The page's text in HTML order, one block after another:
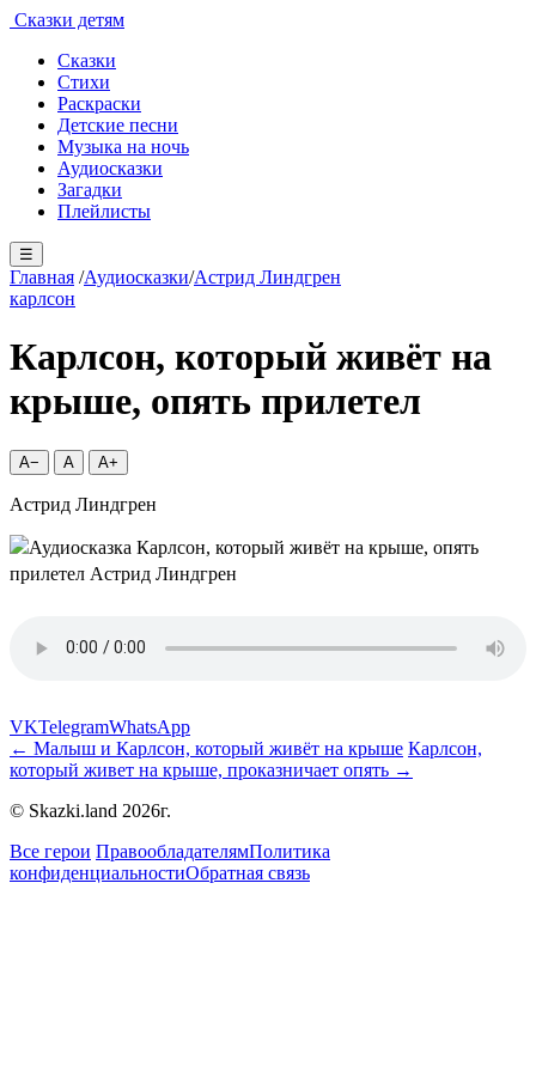
Сказки детям
Сказки
Стихи
Раскраски
Детские песни
Музыка на ночь
Аудиосказки
Загадки
Плейлисты
☰
Главная /Аудиосказки/Астрид Линдгрен
карлсон
Карлсон, который живёт на
крыше, опять прилетел
A− A A+
Астрид Линдгрен
VKTelegramWhatsApp
← Малыш и Карлсон, который живёт на крыше Карлсон,
который живет на крыше, проказничает опять →
© Skazki.land 2026г.
Все герои ПравообладателямПолитика
конфиденциальностиОбратная связь